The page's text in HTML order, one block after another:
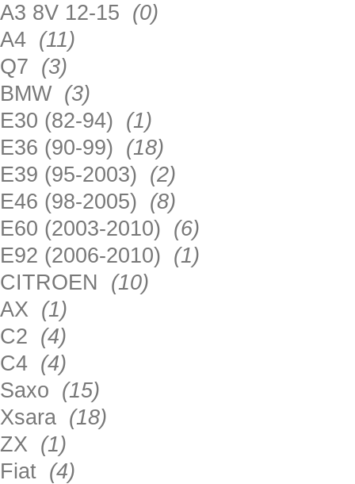
A3 8V 12-15 (0)
A4 (11)
Q7 (3)
BMW (3)
E30 (82-94) (1)
E36 (90-99) (18)
E39 (95-2003) (2)
E46 (98-2005) (8)
E60 (2003-2010) (6)
E92 (2006-2010) (1)
CITROEN (10)
AX (1)
C2 (4)
C4 (4)
Saxo (15)
Xsara (18)
ZX (1)
Fiat (4)